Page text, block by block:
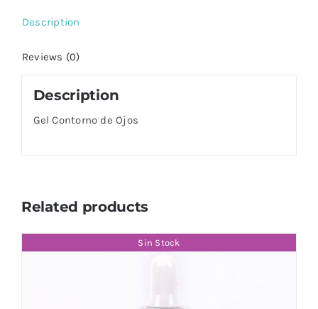
Description
Reviews (0)
Description
Gel Contorno de Ojos
Related products
Sin Stock